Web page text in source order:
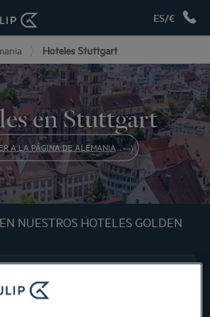
ES/€
Hoteles Stuttgart
en Stuttgart
A LA PÁGINA DE ALEMANIA
NUESTROS HOTELES GOLDEN